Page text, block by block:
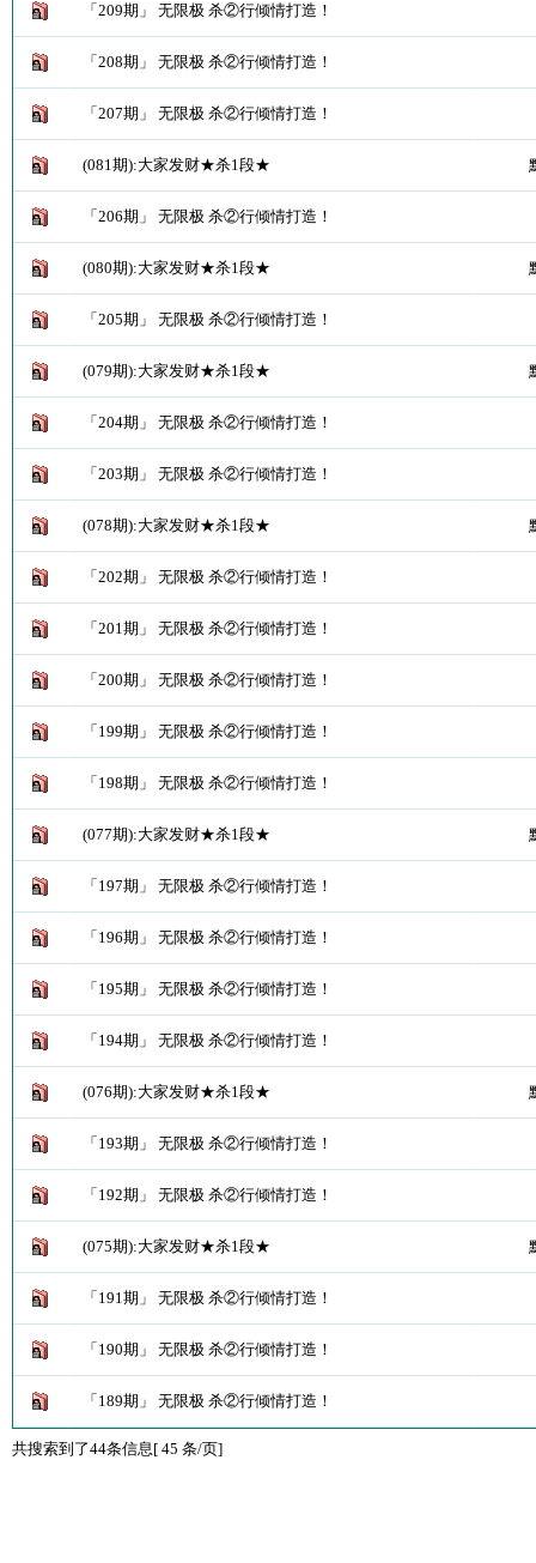
「209期」 无限极 杀②行倾情打造！
「208期」 无限极 杀②行倾情打造！
「207期」 无限极 杀②行倾情打造！
(081期):大家发财★杀1段★
「206期」 无限极 杀②行倾情打造！
(080期):大家发财★杀1段★
「205期」 无限极 杀②行倾情打造！
(079期):大家发财★杀1段★
「204期」 无限极 杀②行倾情打造！
「203期」 无限极 杀②行倾情打造！
(078期):大家发财★杀1段★
「202期」 无限极 杀②行倾情打造！
「201期」 无限极 杀②行倾情打造！
「200期」 无限极 杀②行倾情打造！
「199期」 无限极 杀②行倾情打造！
「198期」 无限极 杀②行倾情打造！
(077期):大家发财★杀1段★
「197期」 无限极 杀②行倾情打造！
「196期」 无限极 杀②行倾情打造！
「195期」 无限极 杀②行倾情打造！
「194期」 无限极 杀②行倾情打造！
(076期):大家发财★杀1段★
「193期」 无限极 杀②行倾情打造！
「192期」 无限极 杀②行倾情打造！
(075期):大家发财★杀1段★
「191期」 无限极 杀②行倾情打造！
「190期」 无限极 杀②行倾情打造！
「189期」 无限极 杀②行倾情打造！
共搜索到了44条信息[ 45 条/页]